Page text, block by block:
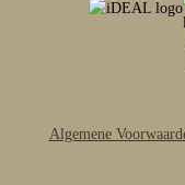
Algemene